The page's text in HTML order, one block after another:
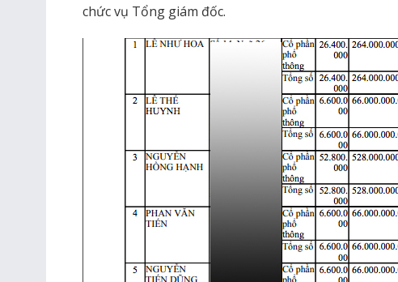
chức vụ Tổng giám đốc.